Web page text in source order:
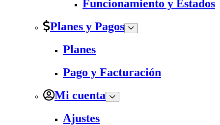
Funcionamiento y Estados
Planes y Pagos
Planes
Pago y Facturación
Mi cuenta
Ajustes